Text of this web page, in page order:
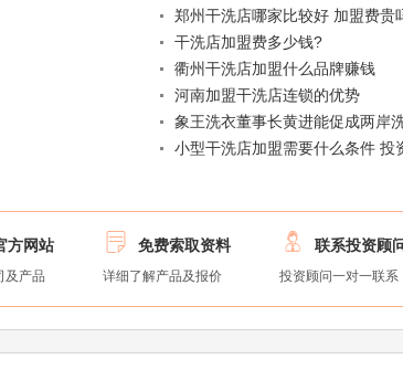
郑州干洗店哪家比较好 加盟费贵
干洗店加盟费多少钱?
衢州干洗店加盟什么品牌赚钱
河南加盟干洗店连锁的优势
象王洗衣董事长黄进能促成两岸
小型干洗店加盟需要什么条件 投
方网站
及产品
 免费索取资料
详细了解产品及报价
 联系投资顾
投资顾问一对一联系